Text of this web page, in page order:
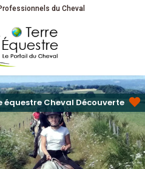
du Cheval
équestre Cheval Découverte